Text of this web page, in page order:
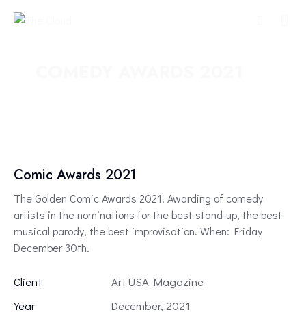
Comic Awards 2021
The Golden Comic Awards 2021. Awarding of comedy
artists in the nominations for the best stand-up, the best
musical parody, the best improvisation. When: Friday
December 30th.
Client
Art USA Magazine
Year
December, 2021